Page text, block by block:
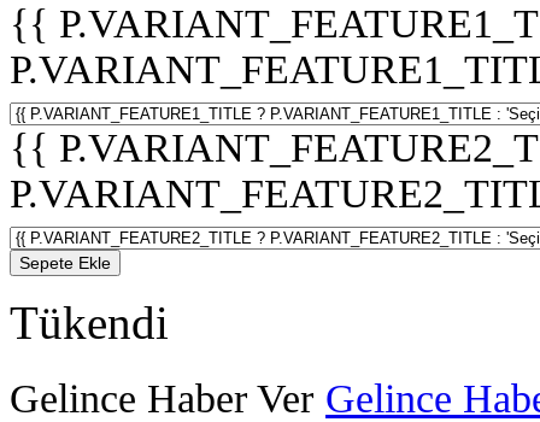
{{
{{
Sepete Ekle
Tükendi
Gelince Haber Ver Gelince